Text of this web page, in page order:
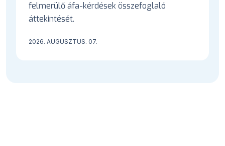
felmerülő áfa-kérdések összefoglaló
áttekintését.
2026. AUGUSZTUS. 07.